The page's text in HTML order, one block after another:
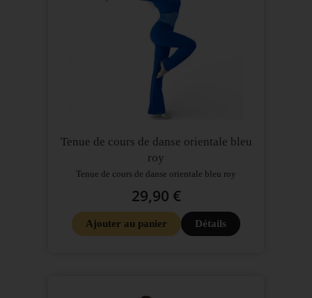
Tenue de cours de danse orientale bleu
roy
Tenue de cours de danse orientale bleu roy
29,90 €
Ajouter au panier Détails